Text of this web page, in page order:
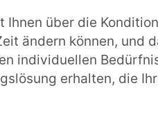
Ihnen über die
ändern können, und
individuellen
erhalten, die